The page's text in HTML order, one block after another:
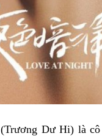
Dư Hi) là